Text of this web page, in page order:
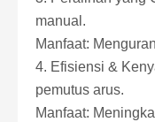
manual.
Manfaat:
4. Efisiensi &
pemutus arus.
Manfaat: